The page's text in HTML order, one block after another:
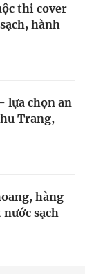
thi cover
hành
lựa chọn an
Trang,
hàng
sạch